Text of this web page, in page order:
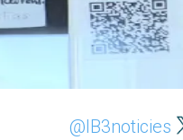
@IB3noticies